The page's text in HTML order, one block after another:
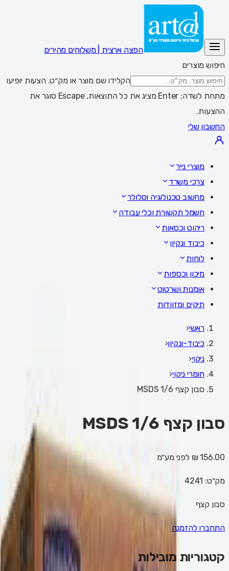
הפצה ארצית | משלוחים מהירים
חיפוש מוצרים
הקלידו שם מוצר או מק״ט. הצעות יופיעו
מתחת לשדה; Enter מציג את כל התוצאות, Escape סוגר את
ההצעות.
החשבון שלי
מוצרי נייר
צרכי משרד
מחשוב טכנולוגיה וסלולר
חשמל תקשורת וכלי עבודה
ריהוט וכסאות
כיבוד ונקיון
לוחות
מיכון וכספות
אומנות ושרטוט
תיקים ומזוודות
ראשי‹
כיבוד-ונקיון‹
ניקוי‹
חומרי ניקוי‹
סבון קצף 1/6 MSDS
סבון קצף 1/6 MSDS
156.00 ₪ לפני מע״מ
מק״ט: 4241
סבון קצף
התחברו להזמנה
קטגוריות מובילות